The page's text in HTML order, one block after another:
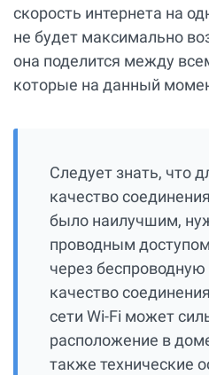
скорость интернета на
не будет максимально
она поделится между
которые на данный
Следует знать, что
качество
было наилучшим,
проводным
через беспроводную
качество
сети Wi-Fi может
расположение в
также технические